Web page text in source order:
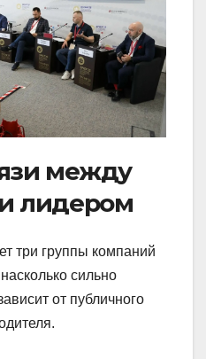
между
лидером
три группы компаний
сильно
от публичного